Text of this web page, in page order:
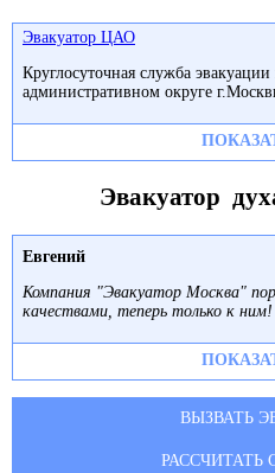
Эвакуатор ЦАО
Круглосуточная служба
административном округе
Эвакуатор
Евгений
Компания "Эвакуатор Москва"
качествами, теперь только к ним!
ВЫЗВАТЬ
РАССЧИТАТЬ